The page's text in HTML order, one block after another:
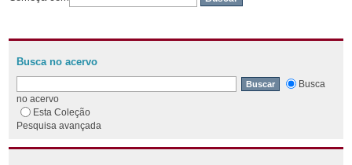
Busca no acervo
Busca
no acervo
Esta Coleção
Pesquisa avançada